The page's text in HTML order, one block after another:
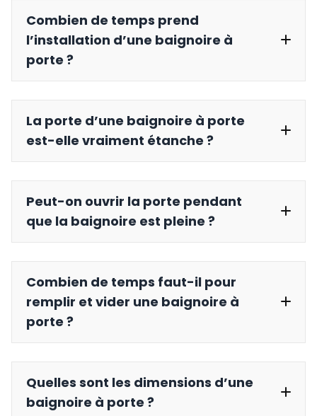
Combien de temps prend
l’installation d’une baignoire à
porte ?
une journée
La porte d’une baignoire à porte
est-elle vraiment étanche ?
Peut-on ouvrir la porte pendant
que la baignoire est pleine ?
Combien de temps faut-il pour
remplir et vider une baignoire à
porte ?
Quelles sont les dimensions d’une
baignoire à porte ?